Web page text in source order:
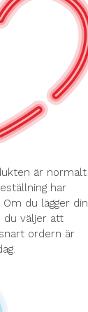
är normalt
har
du lägger din
du väljer att
ordern är